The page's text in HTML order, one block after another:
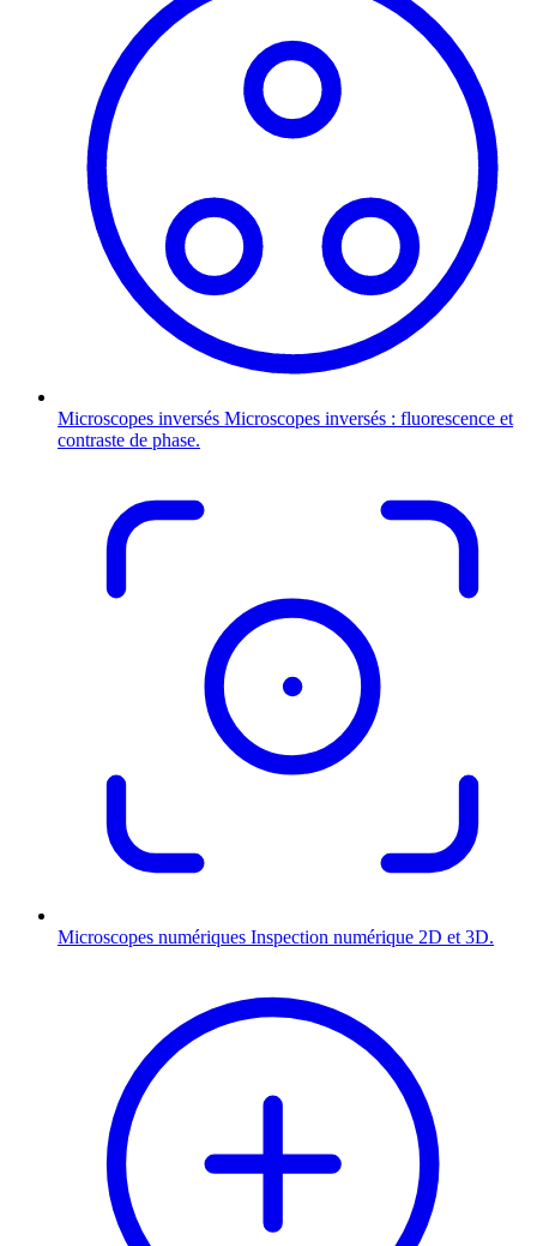
Microscopes inversés Microscopes inversés : fluorescence et
contraste de phase.
Microscopes numériques Inspection numérique 2D et 3D.